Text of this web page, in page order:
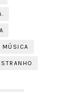
MÚSICA